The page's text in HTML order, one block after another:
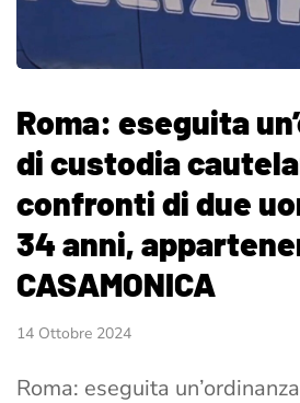
Roma: eseguita
di custodia
confronti di due
34 anni,
CASAMONICA
14 Ottobre 2024
Roma: eseguita